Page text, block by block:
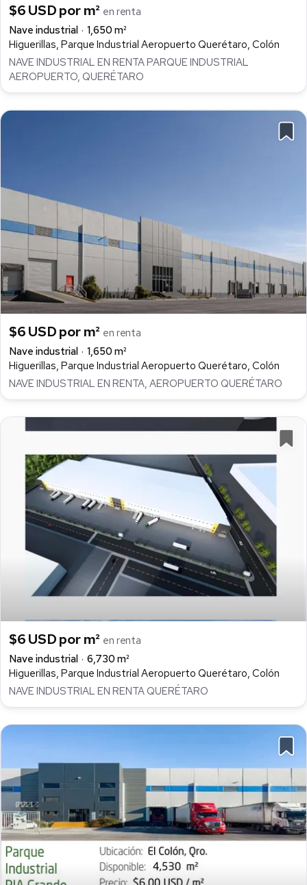
$6 USD por m² en renta
Nave industrial
1,650 m²
Higuerillas, Parque Industrial Aeropuerto Querétaro, Colón
NAVE INDUSTRIAL EN RENTA PARQUE INDUSTRIAL
AEROPUERTO, QUERÉTARO
$6 USD por m² en renta
Nave industrial
1,650 m²
Higuerillas, Parque Industrial Aeropuerto Querétaro, Colón
NAVE INDUSTRIAL EN RENTA, AEROPUERTO QUERÉTARO
$6 USD por m² en renta
Nave industrial
6,730 m²
Higuerillas, Parque Industrial Aeropuerto Querétaro, Colón
NAVE INDUSTRIAL EN RENTA QUERÉTARO